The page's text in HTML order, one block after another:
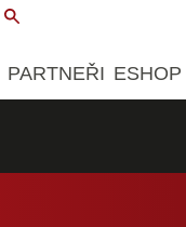
PARTNEŘI ESHOP